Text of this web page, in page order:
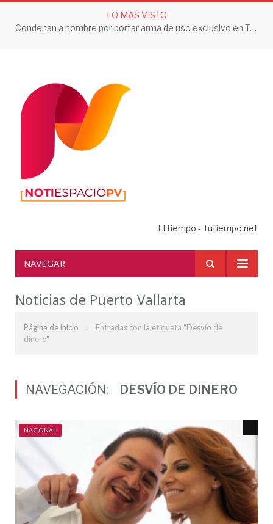
LO MAS VISTO
Condenan a hombre por portar arma de uso exclusivo en Tepic
El tiempo - Tutiempo.net
NAVEGAR
Noticias de Puerto Vallarta
Página de inicio »
Entradas con la etiqueta "Desvío de
dinero"
NAVEGACIÓN: DESVÍO DE DINERO
NACIONAL